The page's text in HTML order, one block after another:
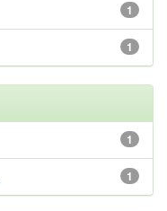
1
1
1
1